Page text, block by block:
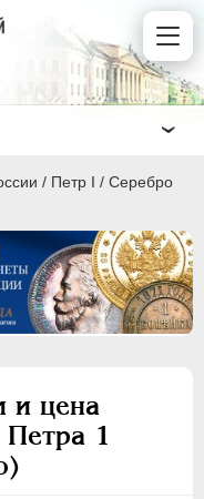
/ Пeтр I / Серебро
и цена
Петра 1